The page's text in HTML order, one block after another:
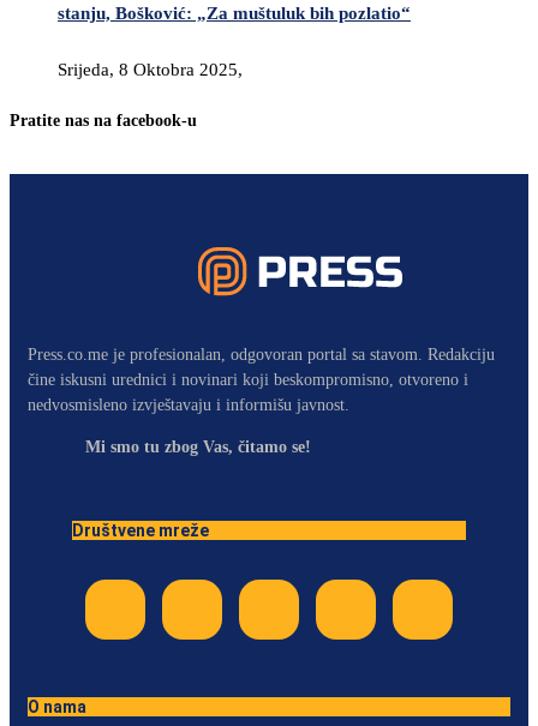
stanju, Bošković: „Za muštuluk bih pozlatio“
Srijeda, 8 Oktobra 2025,
Pratite nas na facebook-u
Press.co.me je profesionalan, odgovoran portal sa stavom. Redakciju
čine iskusni urednici i novinari koji beskompromisno, otvoreno i
nedvosmisleno izvještavaju i informišu javnost.
Mi smo tu zbog Vas, čitamo se!
Društvene mreže
O nama